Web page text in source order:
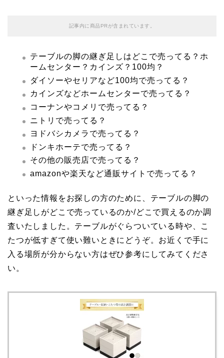
記事内に商品PRが含まれています。
テーブルの脚の継ぎ足しはどこで売ってる？ホ
ームセンター？カインズ？100均？
ダイソーやセリアなど100均で売ってる？
カインズなどホームセンターで売ってる？
コーナンやコメリで売ってる？
ニトリで売ってる？
ヨドバシカメラで売ってる？
ドンキホーテで売ってる？
その他の販売店で売ってる？
amazonや楽天など通販サイトで売ってる？
といった情報をお探しの方のために、テーブルの脚の
継ぎ足しがどこで売っているのか/どこで買えるのか調
査いたしました。テーブルがぐらついている時や、こ
たつが低すぎて使い難いときにどうぞ。お近くで手に
入る場所が分からない方はぜひ参考にしてみてくださ
い。